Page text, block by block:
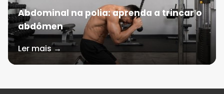
Abdominal na polia: aprenda a trincar o
abdômen
Ler mais →